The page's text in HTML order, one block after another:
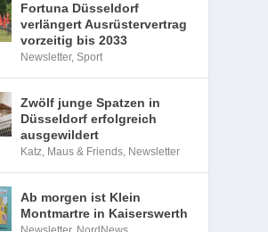
Fortuna Düsseldorf
verlängert Ausrüstervertrag
vorzeitig bis 2033
Newsletter,Sport
Zwölf junge Spatzen in
Düsseldorf erfolgreich
ausgewildert
Katz, Maus & Friends, Newsletter
Ab morgen ist Klein
Montmartre in Kaiserswerth